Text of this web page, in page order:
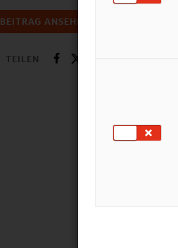
BEITRAG ANSEHEN
TEILEN